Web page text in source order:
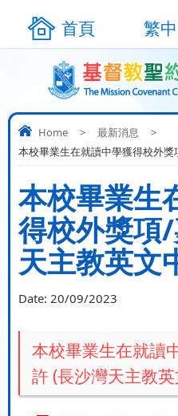
首頁 繁中
Home > 最新消息
>
本校畢業生在就讀中學獲得校外
本校畢業生
得校外獎項
天主教英文
Date: 20/09/2023
本校畢業生在就讀
許 (長沙灣天主教